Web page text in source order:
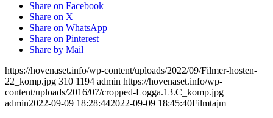
Share on Facebook
Share on X
Share on WhatsApp
Share on Pinterest
Share by Mail
https://hovenaset.info/wp-content/uploads/2022/09/Filmer-hosten-
22_komp.jpg 310 1194 admin https://hovenaset.info/wp-
content/uploads/2016/07/cropped-Logga.13.C_komp.jpg
admin2022-09-09 18:28:442022-09-09 18:45:40Filmtajm